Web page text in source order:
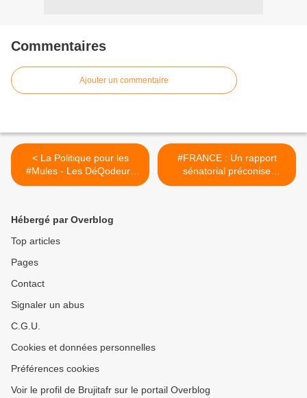
Commentaires
Ajouter un commentaire
< La Politique pour les
#Mules - Les DéQodeurs
live du 10 mai 2022
#FRANCE : Un rapport
sénatorial préconise
d'expérimenter la
Hébergé par Overblog
Top articles
Pages
Contact
Signaler un abus
C.G.U.
Cookies et données personnelles
Préférences cookies
Voir le profil de Brujitafr sur le portail Overblog